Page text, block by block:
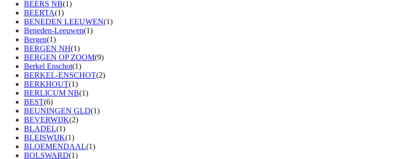
BEERS NB(1)
BEERTA(1)
BENEDEN LEEUWEN(1)
Beneden-Leeuwen(1)
Bergen(1)
BERGEN NH(1)
BERGEN OP ZOOM(9)
Berkel Enschot(1)
BERKEL-ENSCHOT(2)
BERKHOUT(1)
BERLICUM NB(1)
BEST(6)
BEUNINGEN GLD(1)
BEVERWIJK(2)
BLADEL(1)
BLEISWIJK(1)
BLOEMENDAAL(1)
BOLSWARD(1)